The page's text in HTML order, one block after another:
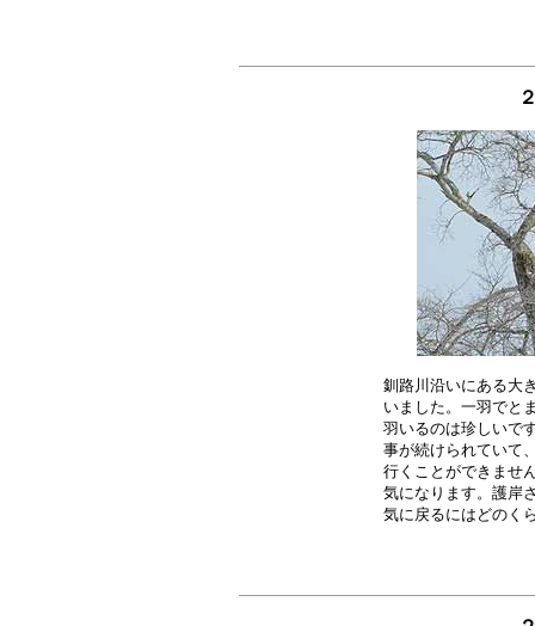
釧路川沿いにある大
いました。一羽でと
羽いるのは珍しいで
事が続けられていて
行くことができませ
気になります。護岸